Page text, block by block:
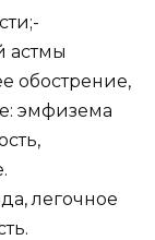
астмы
обострение,
эмфизема
легочное